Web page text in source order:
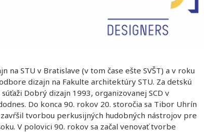
na STU v Bratislave (v tom čase ešte SVŠT) a v roku
dizajn na Fakulte architektúry STU. Za detskú
Dobrý dizajn 1993, organizovanej SCD v
Do konca 90. rokov 20. storočia sa Tibor Uhrín
tvorbou perkusijných hudobných nástrojov pre
V polovici 90. rokov sa začal venovať tvorbe